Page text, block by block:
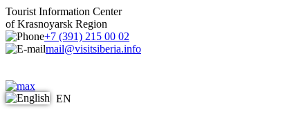
Tourist Information Center
of Krasnoyarsk Region
+7 (391) 215 00 02
mail@visitsiberia.info
EN